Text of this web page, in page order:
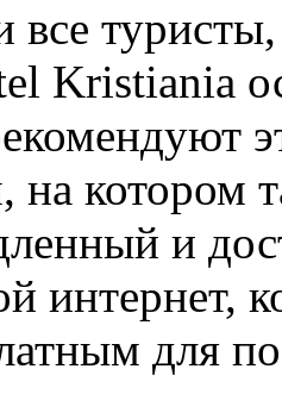
все
Kristiania
на котором
и
интернет,
для